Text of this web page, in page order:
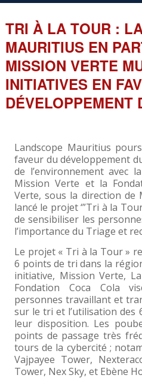
TRI À LA TOUR :
MAURITIUS EN
MISSION VERTE
INITIATIVES EN
DÉVELOPPEMENT
Landscope Mauritius
faveur du développement
de l’environnement avec
Mission Verte et la
Verte, sous la direction de
lancé le projet ‘”Tri à la
de sensibiliser les
l’importance du Triage et
Le projet « Tri à la Tour »
6 points de tri dans la
initiative, Mission Verte,
Fondation Coca Cola
personnes travaillant et
sur le tri et l’utilisation des
leur disposition. Les
points de passage très
tours de la cybercité ;
Vajpayee Tower,
Tower, Nex Sky, et Ebène